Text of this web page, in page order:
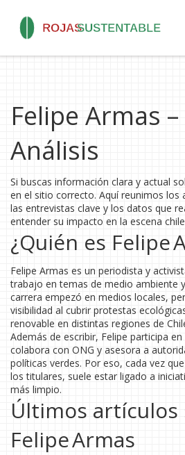
Felipe Armas
Análisis
Si buscas información clara y actual
en el sitio correcto. Aquí reunimos los
las entrevistas clave y los datos que
entender su impacto en la escena
¿Quién es Felipe
Felipe Armas es un periodista y
trabajo en temas de medio ambiente
carrera empezó en medios locales,
visibilidad al cubrir protestas
renovable en distintas regiones de
Además de escribir, Felipe participa
colabora con ONG y asesora a
políticas verdes. Por eso, cada vez
los titulares, suele estar ligado a
más limpio.
Últimos artículos
Felipe Armas